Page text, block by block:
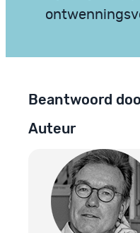
Beantwoord
Auteur